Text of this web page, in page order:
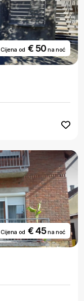
Cijena od € 50na noć
Cijena od € 45na noć